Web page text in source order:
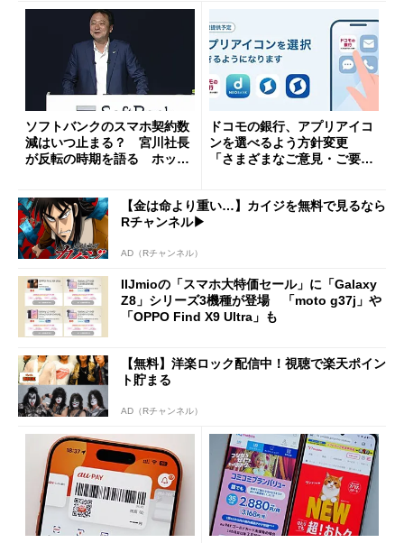
ソフトバンクのスマホ契約数
減はいつ止まる？ 宮川社長
が反転の時期を語る ホッピ
ドコモの銀行、アプリアイコ
ンを選べるよう方針変更
「さまざまなご意見・ご要望
【金は命より重い…】カイジを無料で見るなら
Rチャンネル▶︎
AD（Rチャンネル）
IIJmioの「スマホ大特価セール」に「Galaxy
Z8」シリーズ3機種が登場 「moto g37j」や
「OPPO Find X9 Ultra」も
【無料】洋楽ロック配信中！視聴で楽天ポイン
ト貯まる
AD（Rチャンネル）